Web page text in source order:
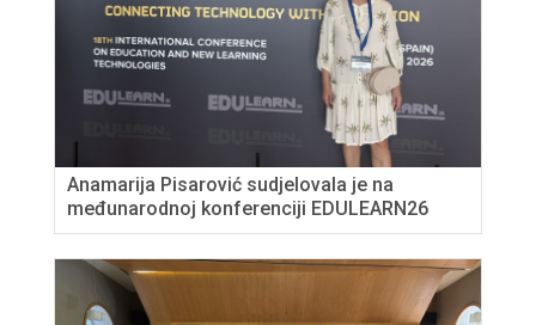
Anamarija Pisarović sudjelovala je na
međunarodnoj konferenciji EDULEARN26